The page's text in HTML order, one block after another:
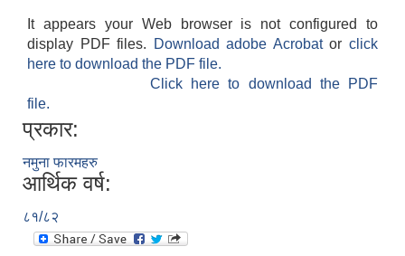
It appears your Web browser is not configured to
display PDF files.
Download adobe Acrobatorclick
here to download the PDF file.
Click here to download the PDF
file.
प्रकार:
नमुना फारमहरु
आर्थिक वर्ष:
८१/८२